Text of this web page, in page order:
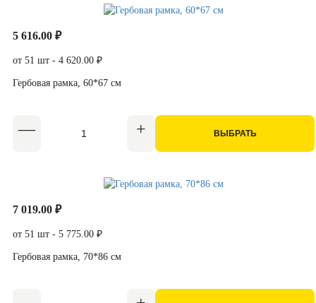
5 616.00 ₽
от 51 шт - 4 620.00 ₽
Гербовая рамка, 60*67 см
ВЫБРАТЬ
7 019.00 ₽
от 51 шт - 5 775.00 ₽
Гербовая рамка, 70*86 см